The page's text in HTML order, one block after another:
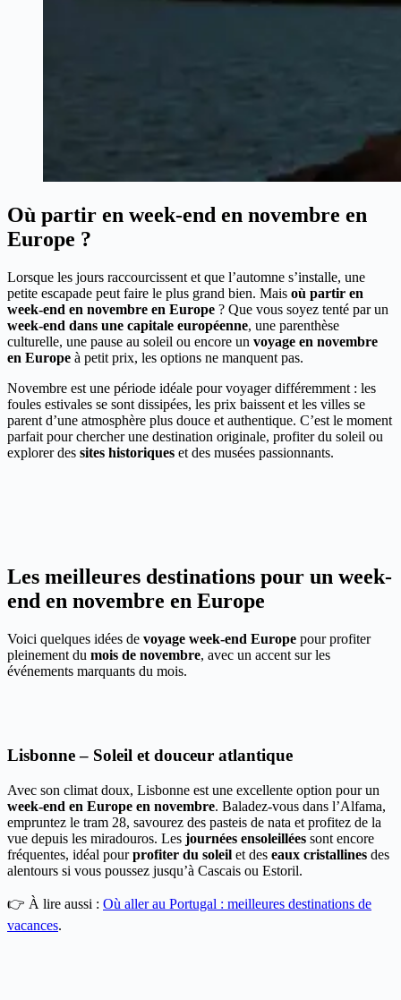
Où partir en week-end en novembre en
Europe ?
Lorsque les jours raccourcissent et que l’automne s’installe, une
petite escapade peut faire le plus grand bien. Mais où partir en
week-end en novembre en Europe ? Que vous soyez tenté par un
week-end dans une capitale européenne, une parenthèse
culturelle, une pause au soleil ou encore un voyage en novembre
en Europe à petit prix, les options ne manquent pas.
Novembre est une période idéale pour voyager différemment : les
foules estivales se sont dissipées, les prix baissent et les villes se
parent d’une atmosphère plus douce et authentique. C’est le moment
parfait pour chercher une destination originale, profiter du soleil ou
explorer des sites historiques et des musées passionnants.
Les meilleures destinations pour un week-
end en novembre en Europe
Voici quelques idées de voyage week-end Europe pour profiter
pleinement du mois de novembre, avec un accent sur les
événements marquants du mois.
Lisbonne – Soleil et douceur atlantique
Avec son climat doux, Lisbonne est une excellente option pour un
week-end en Europe en novembre. Baladez-vous dans l’Alfama,
empruntez le tram 28, savourez des pasteis de nata et profitez de la
vue depuis les miradouros. Les journées ensoleillées sont encore
fréquentes, idéal pourprofiter du soleil et des eaux cristallines des
alentours si vous poussez jusqu’à Cascais ou Estoril.
👉 À lire aussi : Où aller au Portugal : meilleures destinations de
vacances.